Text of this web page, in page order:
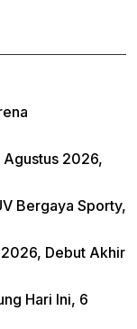
Agustus 2026,
Bergaya Sporty,
Debut Akhir
Hari Ini, 6